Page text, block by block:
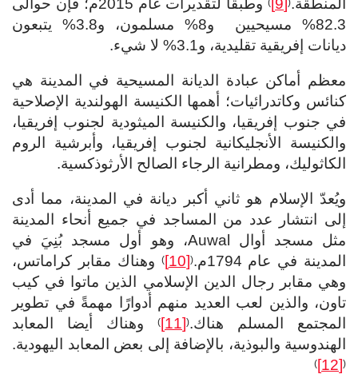
المنطقة. [9]
وطبقًا لتقديرات عام 2015م؛ فإن حوالى
82.3% مسيحيين و8% مسلمون، و3.8% يتبعون
ديانات إفريقية تقليدية، و3.1% لا شيء.
معظم أماكن عبادة الديانة المسيحية في المدينة هي
كنائس وكاتدرائيات؛ أهمها الكنيسة الهولندية الإصلاحية
في جنوب إفريقيا، والكنيسة الميثودية لجنوب إفريقيا،
والكنيسة الأنجليكانية لجنوب إفريقيا، وأبرشية الروم
الكاثوليك، ومطرانية الرجاء الصالح الأرثوذكسية.
ويُعدّ الإسلام هو ثاني أكبر ديانة في المدينة، مما أدى
إلى انتشار عدد من المساجد في جميع أنحاء المدينة
مثل مسجد أوال Auwal، وهو أول مسجد بُنِيَ في
المدينة في عام 1794م.
(
[10]
)
وهناك مقابر كراماتس،
وهي مقابر رجال الدين الإسلامي الذين ماتوا في كيب
تاون، والذين لعب العديد منهم أدوارًا مهمةً في تطوير
المجتمع المسلم هناك.(
[11]
)
وهناك أيضا المعابد
الهندوسية والبوذية، بالإضافة إلى بعض المعابد اليهودية.
(
[12]
)